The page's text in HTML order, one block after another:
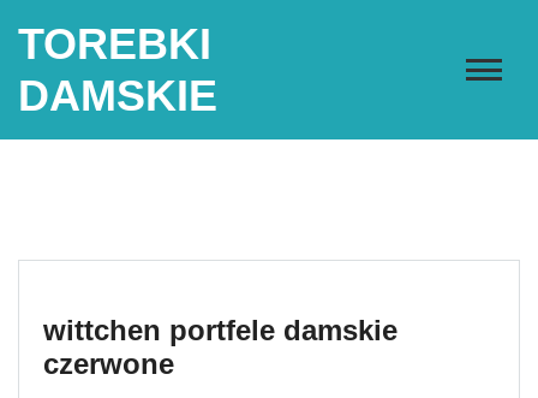
TOREBKI
DAMSKIE
wittchen portfele damskie
czerwone